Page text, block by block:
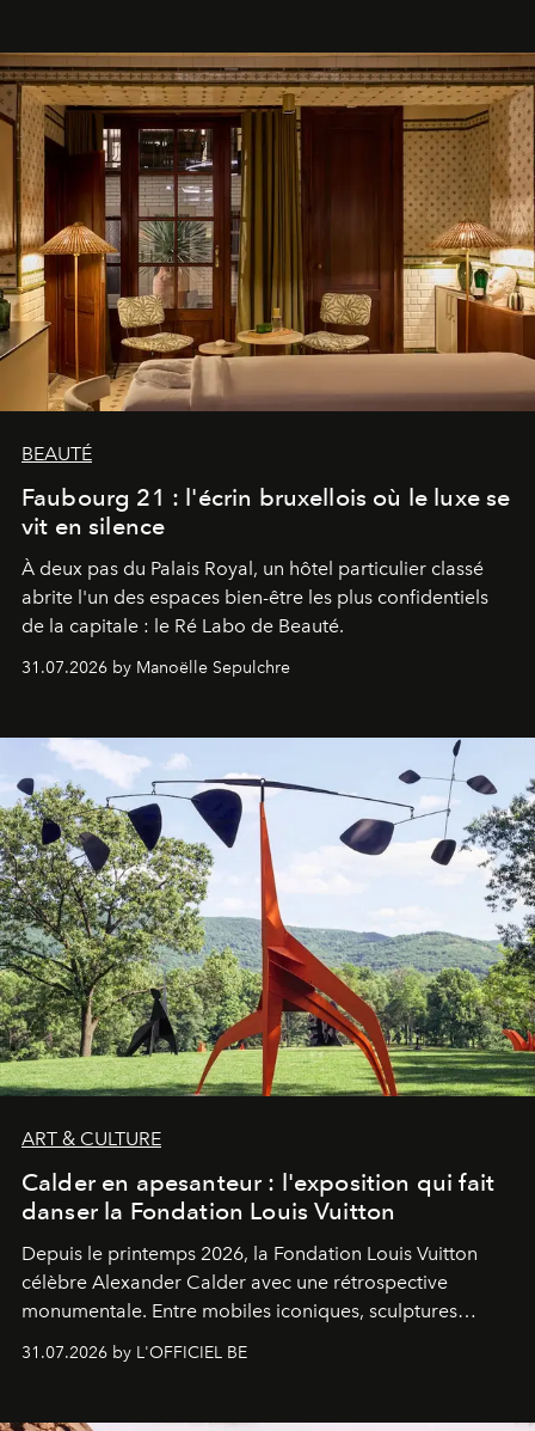
BEAUTÉ
Faubourg 21 : l'écrin bruxellois où le luxe se
vit en silence
À deux pas du Palais Royal, un hôtel particulier classé
abrite l'un des espaces bien-être les plus confidentiels
de la capitale : le Ré Labo de Beauté.
31.07.2026 by Manoëlle Sepulchre
ART & CULTURE
Calder en apesanteur : l'exposition qui fait
danser la Fondation Louis Vuitton
Depuis le printemps 2026, la Fondation Louis Vuitton
célèbre Alexander Calder avec une rétrospective
monumentale. Entre mobiles iconiques, sculptures
américain investit les espaces imaginés par Frank Gehry
sculpture.
31.07.2026 by L'OFFICIEL BE